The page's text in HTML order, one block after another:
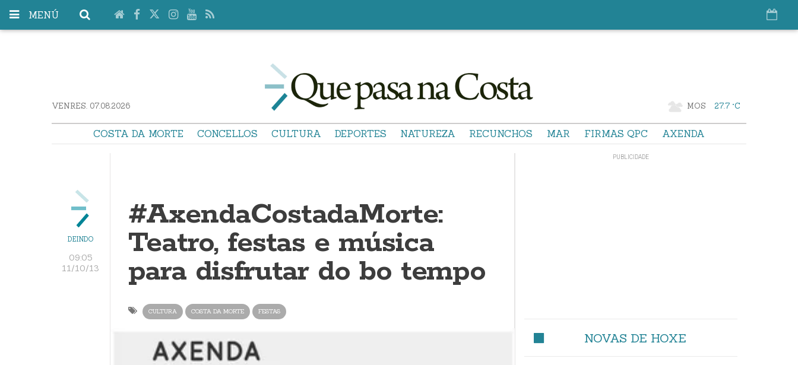
MENÚ
VENRES. 07.08.2026 MOS 27.7 °C
COSTA DA MORTE CONCELLOS CULTURA DEPORTES NATUREZA RECUNCHOS MAR FIRMAS QPC AXENDA
DEINDO
09:05
11/10/13
#AxendaCostadaMorte:
Teatro, festas e música
para disfrutar do bo tempo
CULTURA COSTA DA MORTE FESTAS
NOVAS DE HOXE